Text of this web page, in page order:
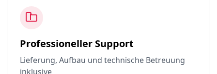
Professioneller Support
Lieferung, Aufbau und technische Betreuung
inklusive